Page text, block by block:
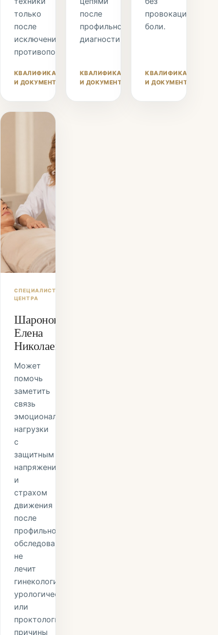
только
после
исключения
противопоказаний.
КВАЛИФИКАЦИЯ
И ДОКУМЕНТЫ
после
профильной
диагностики.
КВАЛИФИКАЦИЯ
И ДОКУМЕНТЫ
провокации
боли.
КВАЛИФИКАЦИЯ
И ДОКУМЕНТЫ
СПЕЦИАЛИСТ
ЦЕНТРА
Шаронова
Елена
Николаевна
Может
помочь
заметить
связь
эмоциональной
нагрузки
с
защитным
напряжением
и
страхом
движения
после
профильного
обследования;
не
лечит
гинекологические,
урологические
или
проктологические
причины